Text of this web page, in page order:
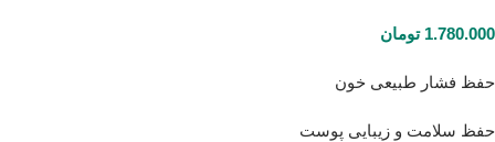
1.780.000 تومان
حفظ فشار طبیعی خون
حفظ سلامت و زیبایی پوست